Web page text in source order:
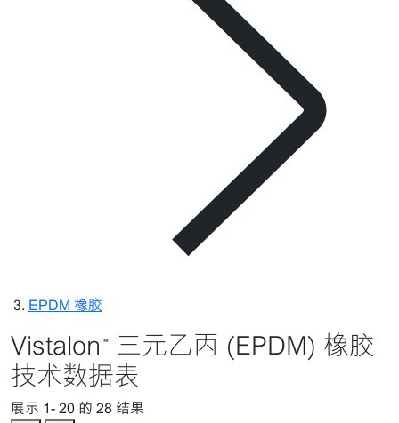
EPDM 橡胶
Vistalon™ 三元乙丙 (EPDM) 橡胶
技术数据表
展示 1- 20 的 28 结果